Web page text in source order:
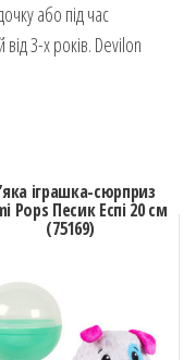
або під час
3-х років. Devilon
іграшка-сюрприз
Pops Песик Еспі 20 см
(75169)